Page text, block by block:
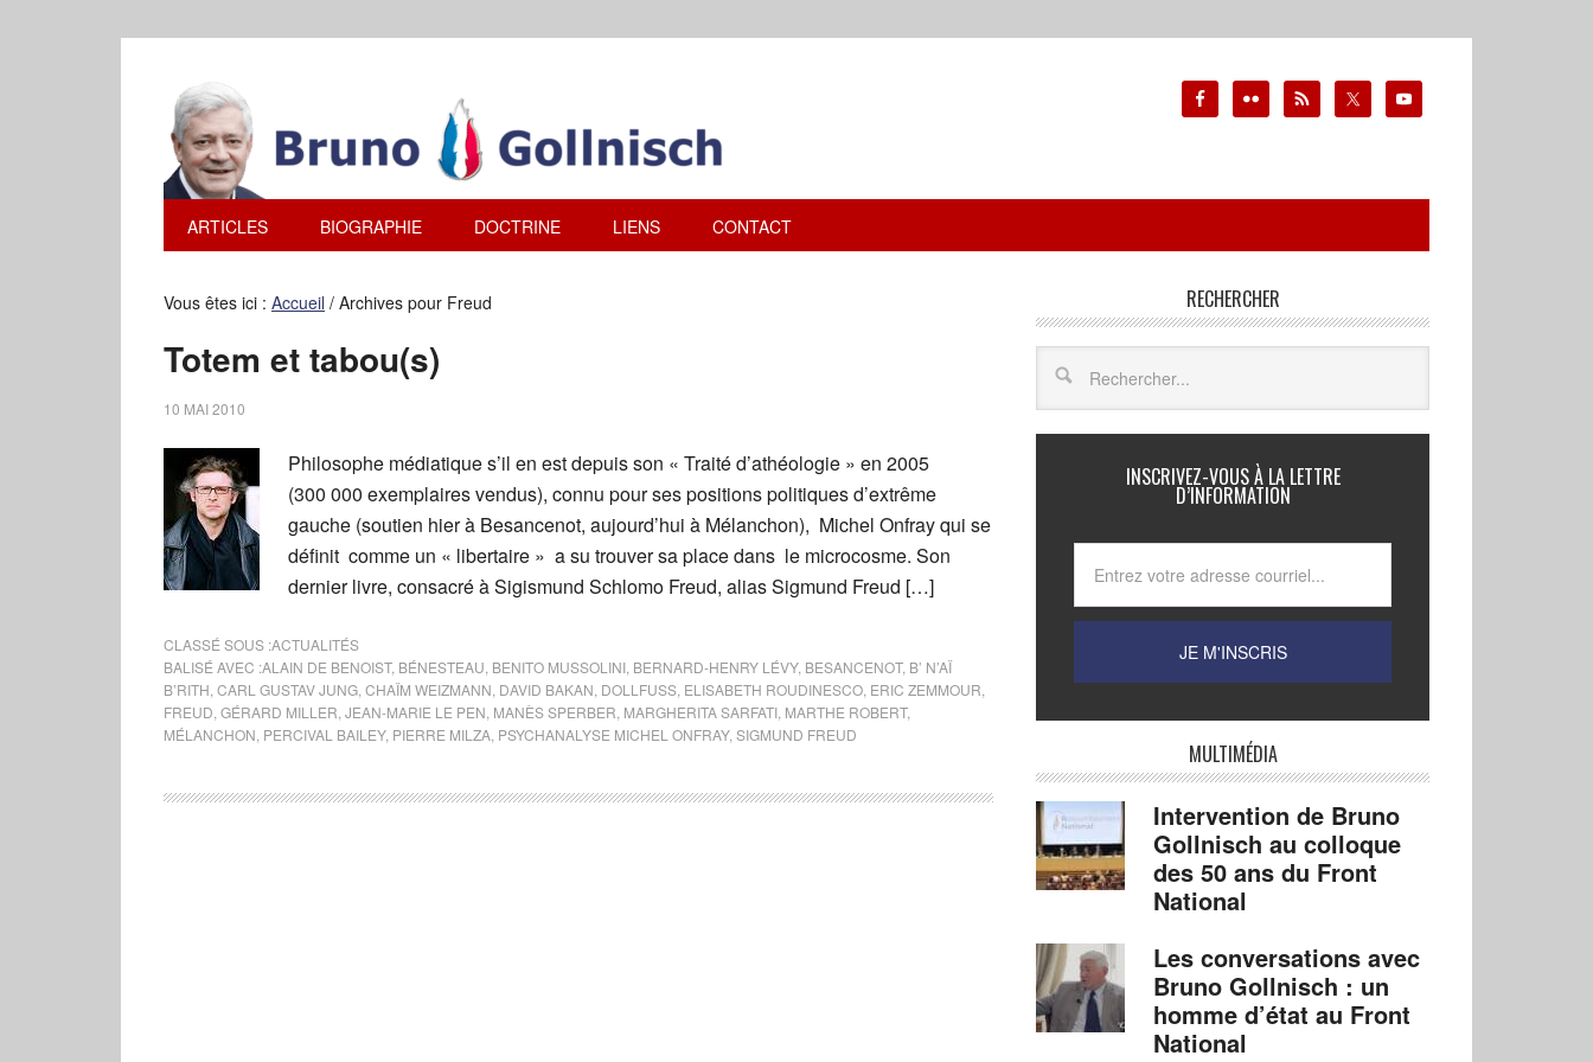
ARTICLES BIOGRAPHIE DOCTRINE LIENS CONTACT
Vous êtes ici : Accueil / Archives pour Freud
Totem et tabou(s)
10 MAI 2010
Philosophe médiatique s’il en est depuis son « Traité d’athéologie » en 2005
(300 000 exemplaires vendus), connu pour ses positions politiques d’extrême
gauche (soutien hier à Besancenot, aujourd’hui à Mélanchon), Michel Onfray qui se
définit comme un « libertaire » a su trouver sa place dans le microcosme. Son
dernier livre, consacré à Sigismund Schlomo Freud, alias Sigmund Freud […]
CLASSÉ SOUS :ACTUALITÉS
BALISÉ AVEC :ALAIN DE BENOIST, BÉNESTEAU BENITO MUSSOLINI BERNARD-HENRY LÉVY, BESANCENOT, B’ N’AÏ
B’RITH CARL GUSTAV JUNG CHAÏM WEIZMANN DAVID BAKAN DOLLFUSS ELISABETH ROUDINESCO ERIC ZEMMOUR
FREUD GÉRARD MILLER JEAN-MARIE LE PEN MANÈS SPERBER MARGHERITA SARFATI MARTHE ROBERT,
MÉLANCHON PERCIVAL BAILEY, PIERRE MILZA PSYCHANALYSE MICHEL ONFRAY, SIGMUND FREUD
RECHERCHER
INSCRIVEZ-VOUS À LA LETTRE
D’INFORMATION
MULTIMÉDIA
Intervention de Bruno
Gollnisch au colloque
des 50 ans du Front
National
Les conversations avec
Bruno Gollnisch : un
homme d’état au Front
National